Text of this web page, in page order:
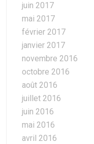
juin 2017
mai 2017
février 2017
janvier 2017
novembre 2016
octobre 2016
août 2016
juillet 2016
juin 2016
mai 2016
avril 2016